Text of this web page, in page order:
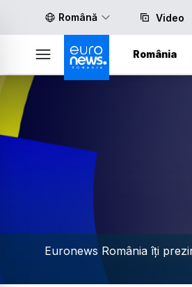
Română Video
România
Euronews România îți